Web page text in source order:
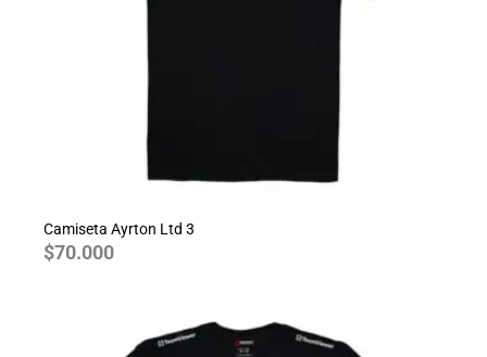
Camiseta Ayrton Ltd 3
$70.000